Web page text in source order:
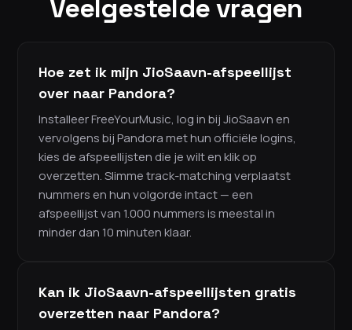
Veelgestelde vragen
Hoe zet ik mijn JioSaavn-afspeellijst
over naar Pandora?
Installeer FreeYourMusic, log in bij JioSaavn en
vervolgens bij Pandora met hun officiële logins,
kies de afspeellijsten die je wilt en klik op
overzetten. Slimme track-matching verplaatst
nummers en hun volgorde intact — een
afspeellijst van 1.000 nummers is meestal in
minder dan 10 minuten klaar.
Kan ik JioSaavn-afspeellijsten gratis
overzetten naar Pandora?